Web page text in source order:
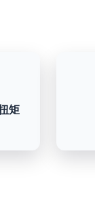
矩